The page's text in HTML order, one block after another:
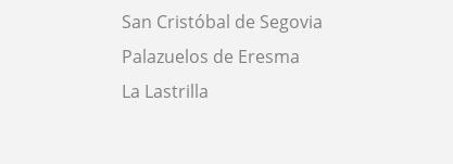
San Cristóbal de Segovia
Palazuelos de Eresma
La Lastrilla